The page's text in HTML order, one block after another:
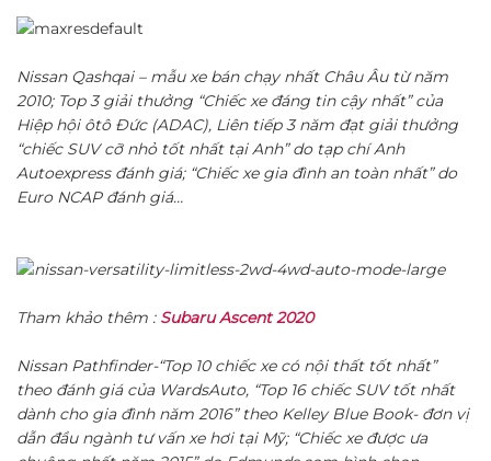
Nissan Qashqai – mẫu xe bán chạy nhất Châu Âu từ năm
2010; Top 3 giải thưởng “Chiếc xe đáng tin cậy nhất” của
Hiệp hội ôtô Đức (ADAC), Liên tiếp 3 năm đạt giải thưởng
“chiếc SUV cỡ nhỏ tốt nhất tại Anh” do tạp chí Anh
Autoexpress đánh giá; “Chiếc xe gia đình an toàn nhất” do
Euro NCAP đánh giá…
Tham khảo thêm : Subaru Ascent 2020
Nissan Pathfinder-“Top 10 chiếc xe có nội thất tốt nhất”
theo đánh giá của WardsAuto, “Top 16 chiếc SUV tốt nhất
dành cho gia đình năm 2016” theo Kelley Blue Book- đơn vị
dẫn đầu ngành tư vấn xe hơi tại Mỹ; “Chiếc xe được ưa